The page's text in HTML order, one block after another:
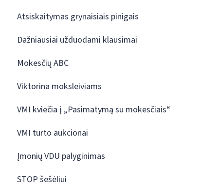
Atsiskaitymas grynaisiais pinigais
Dažniausiai užduodami klausimai
Mokesčių ABC
Viktorina moksleiviams
VMI kviečia į „Pasimatymą su mokesčiais“
VMI turto aukcionai
Įmonių VDU palyginimas
STOP šešėliui